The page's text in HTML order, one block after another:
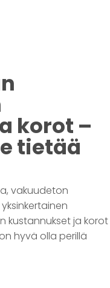
korot –
tietää
vakuudeton
kustannukset ja korot
hyvä olla perillä